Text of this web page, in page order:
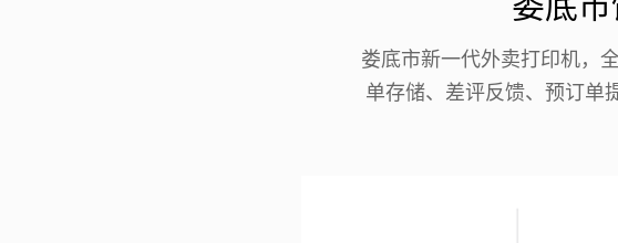
娄底市新一代外卖打印机，
单存储、差评反馈、预订单